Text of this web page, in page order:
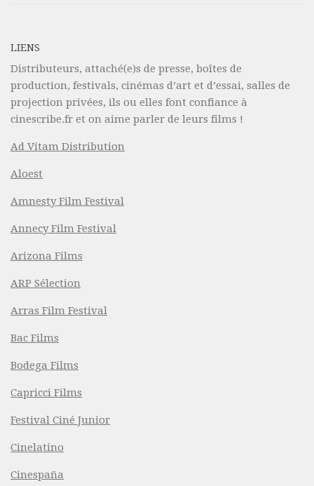
LIENS
Distributeurs, attaché(e)s de presse, boîtes de
production, festivals, cinémas d’art et d’essai, salles de
projection privées, ils ou elles font confiance à
cinescribe.fr et on aime parler de leurs films !
Ad Vitam Distribution
Aloest
Amnesty Film Festival
Annecy Film Festival
Arizona Films
ARP Sélection
Arras Film Festival
Bac Films
Bodega Films
Capricci Films
Festival Ciné Junior
Cinelatino
Cinespaña